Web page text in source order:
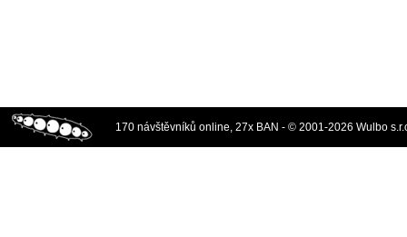
170 návštěvníků online, 27x BAN - © 2001-2026 Wulbo